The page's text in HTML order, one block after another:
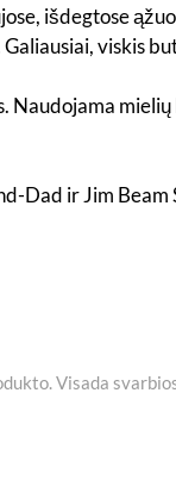
išdegtose
viskis
Dad ir Jim
Visada